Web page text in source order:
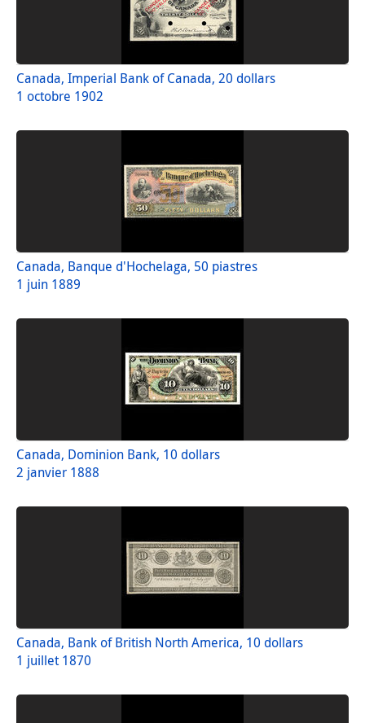
Canada, Imperial Bank of Canada, 20 dollars
1 octobre 1902
Canada, Banque d'Hochelaga, 50 piastres
1 juin 1889
Canada, Dominion Bank, 10 dollars
2 janvier 1888
Canada, Bank of British North America, 10 dollars
1 juillet 1870